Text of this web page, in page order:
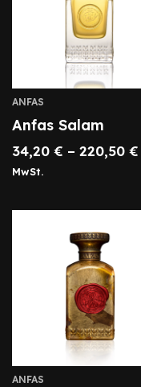
ANFAS
Anfas Salam
34,20 € – 220,50 €
MwSt.
ANFAS